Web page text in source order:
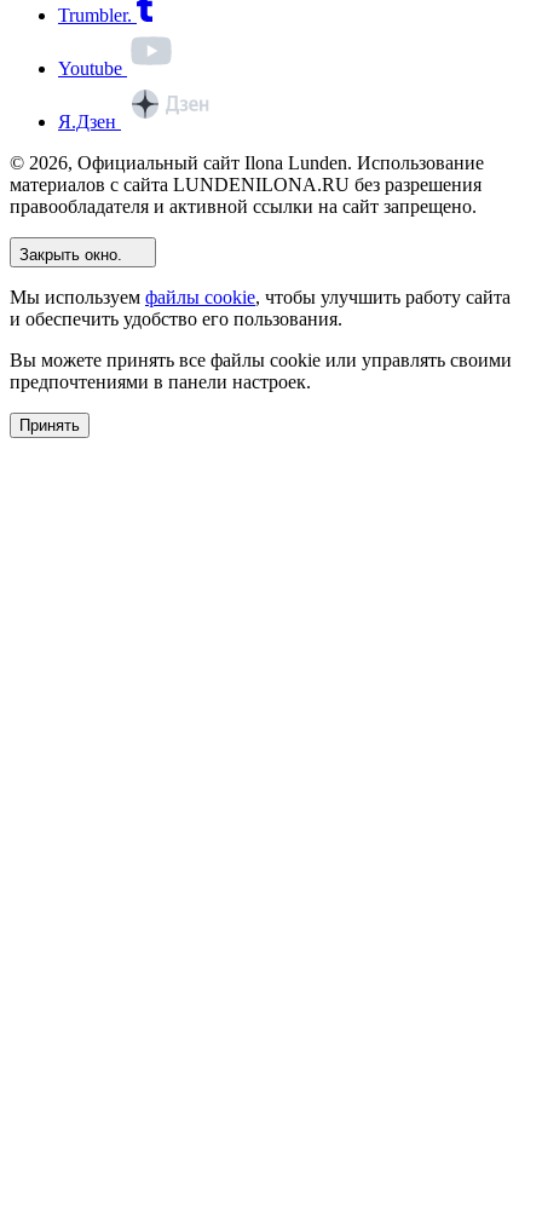
Trumbler.
Youtube
Я.Дзен
© 2026, Официальный сайт Ilona Lunden. Использование
материалов с сайта LUNDENILONA.RU без разрешения
правообладателя и активной ссылки на сайт запрещено.
Закрыть окно.
Мы используем файлы cookie, чтобы улучшить работу сайта
и обеспечить удобство его пользования.
Вы можете принять все файлы cookie или управлять своими
предпочтениями в панели настроек.
Принять